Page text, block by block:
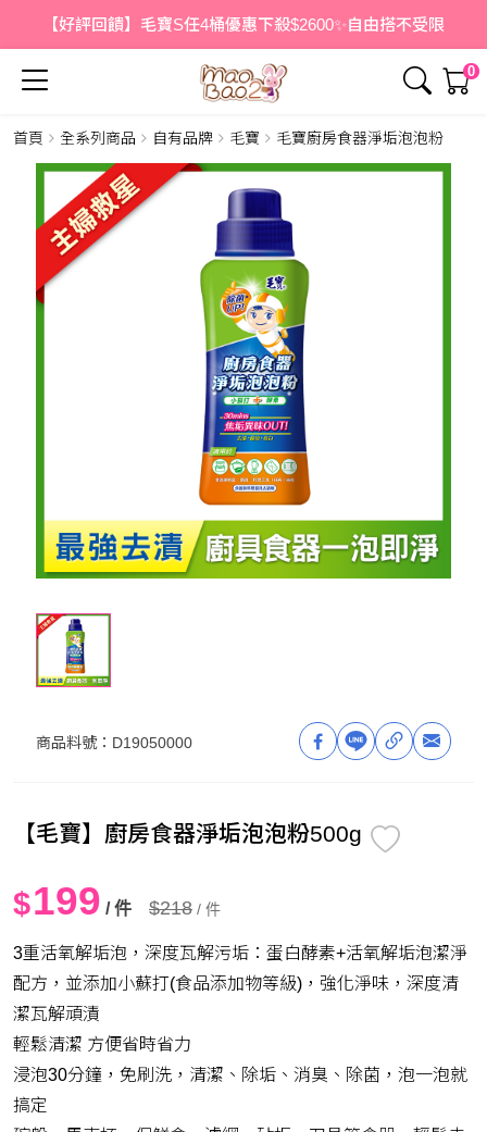
【好評回饋】毛寶S任4桶優惠下殺$2600✨自由搭不受限
0
簡介 內容
首頁 全系列商品 自有品牌 毛寶 毛寶廚房食器淨垢泡泡粉
商品料號： D19050000
【毛寶】廚房食器淨垢泡泡粉500g
$199 / 件 $218 / 件
3重活氧解垢泡，深度瓦解污垢：蛋白酵素+活氧解垢泡潔淨
配方，並添加小蘇打(食品添加物等級)，強化淨味，深度清
潔瓦解頑漬
輕鬆清潔 方便省時省力
浸泡30分鐘，免刷洗，清潔、除垢、消臭、除菌，泡一泡就
搞定